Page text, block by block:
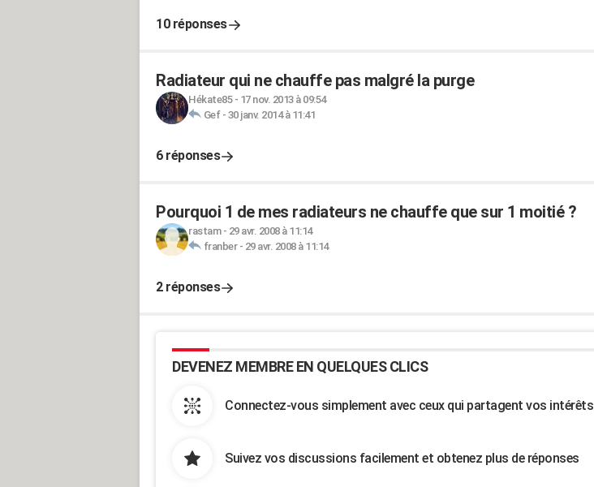
10 réponses
Radiateur qui ne chauffe pas malgré la purge
Hékate85- 17 nov. 2013 à 09:54
Gef- 30 janv. 2014 à 11:41
6 réponses
Pourquoi 1 de mes radiateurs ne chauffe que sur 1 moitié ?
rastam- 29 avr. 2008 à 11:14
franber- 29 avr. 2008 à 11:14
2 réponses
DEVENEZ MEMBRE EN QUELQUES CLICS
Connectez-vous simplement avec ceux qui partagent vos intérêts
Suivez vos discussions facilement et obtenez plus de réponses